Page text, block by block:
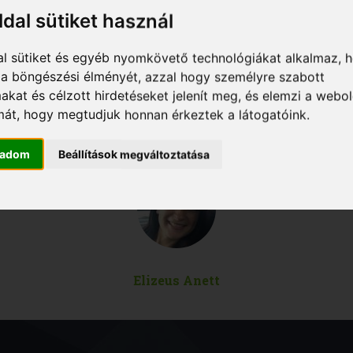
sütiket használ
sütiket és egyéb nyomkövető technológiákat alkalmaz,
böngészési élményét, azzal hogy személyre szabott
és célzott hirdetéseket jelenít meg, és elemzi a
hogy megtudjuk honnan érkeztek a látogatóink.
Beállítások megváltoztatása
gépek helyes használatától kezdve
gazdagodtunk.
Végig nagyon pörgős és vidám volt a
hangulat. Ajánlom mindenkinek,
aki meg szeretne ismerkedni a
súlyokkal való edzés alapjaival,
illetve az egészséges étkezési
Elizeus Anett